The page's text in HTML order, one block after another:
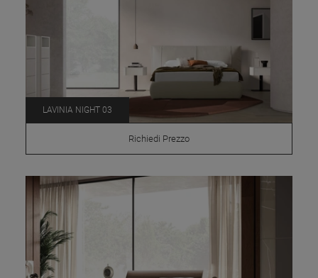
LAVINIA NIGHT 03
Richiedi Prezzo